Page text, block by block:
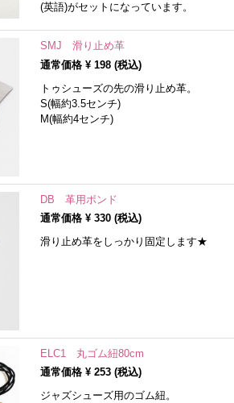
(英語)がセットになっています。
SMJ 滑り止め革
通常価格 ¥ 198(税込)
トゥシューズの先の滑り止め革。
S(幅約3.5センチ)
M(幅約4センチ)
DB 革用ボンド
通常価格 ¥ 330(税込)
滑り止め革をしっかり固定します★
ELC1 丸ゴム紐80cm
通常価格 ¥ 253(税込)
ジャズシューズ用のゴム紐。